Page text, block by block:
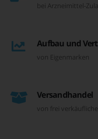
bei Arzneimittel-
Aufbau und
von Eigenmarken
Versandhandel
von frei